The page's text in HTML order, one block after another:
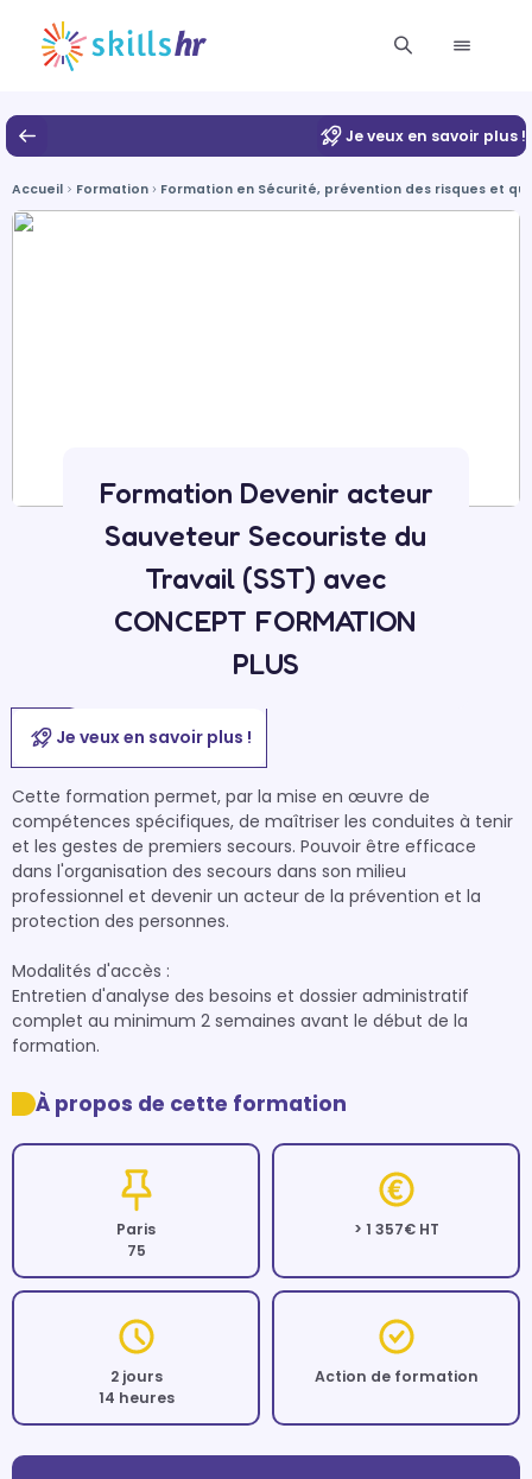
Je veux en savoir plus !
Accueil Formation Formation en Sécurité, prévention des risques et
Formation Devenir acteur
Sauveteur Secouriste du
Travail (SST) avec
CONCEPT FORMATION
PLUS
Je veux en savoir plus !
Cette formation permet, par la mise en œuvre de
compétences spécifiques, de maîtriser les conduites à tenir
et les gestes de premiers secours. Pouvoir être efficace
dans l'organisation des secours dans son milieu
professionnel et devenir un acteur de la prévention et la
protection des personnes.
Modalités d'accès :
Entretien d'analyse des besoins et dossier administratif
complet au minimum 2 semaines avant le début de la
formation.
À propos de cette formation
Paris
75
> 1 357€ HT
2 jours
14 heures
Action de formation